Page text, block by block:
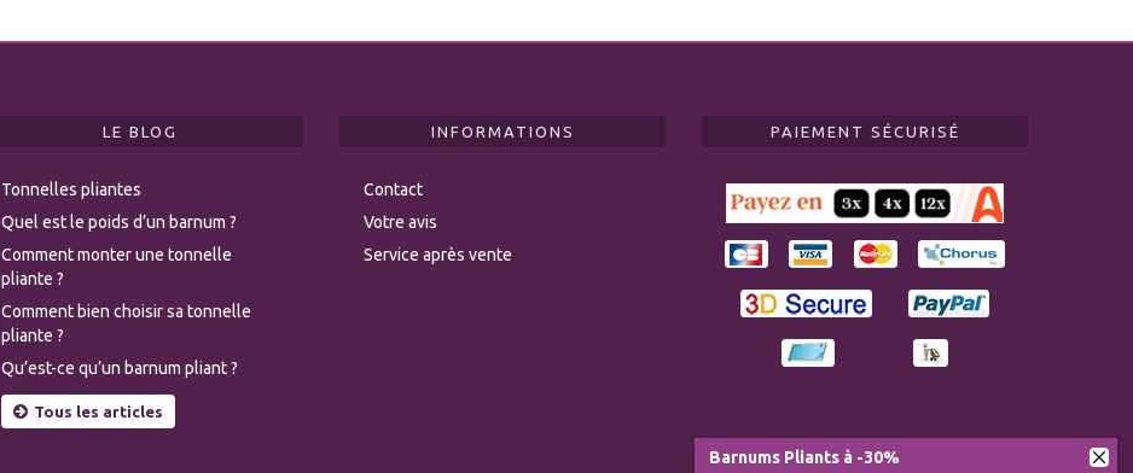
LE BLOG
Tonnelles pliantes
Quel est le poids d’un barnum ?
Comment monter une tonnelle
pliante ?
Comment bien choisir sa tonnelle
pliante ?
Qu’est-ce qu’un barnum pliant ?
Tous les articles
INFORMATIONS
Contact
Votre avis
Service après vente
PAIEMENT SÉCURISÉ
Barnums Pliants à -30%